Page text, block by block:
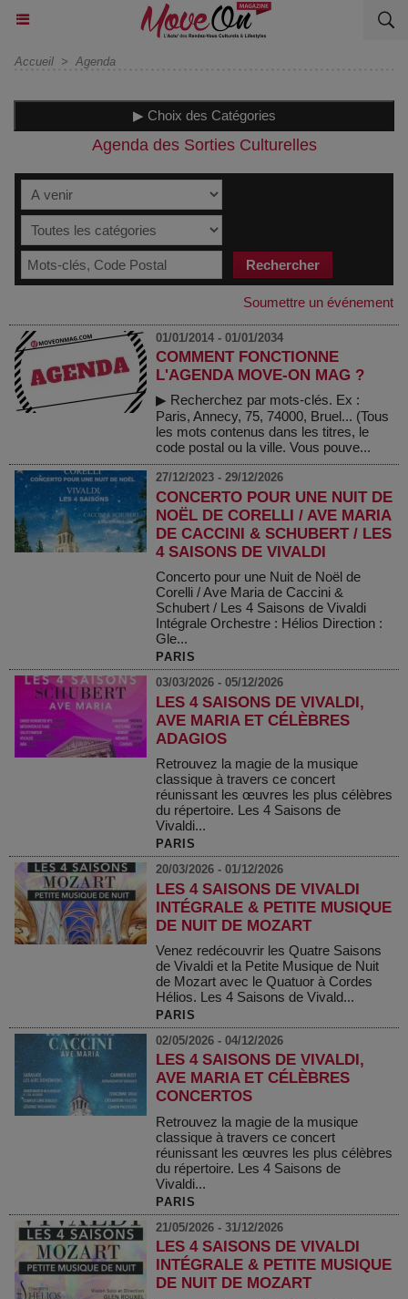
Accueil > Agenda
▶ Choix des Catégories
Agenda des Sorties Culturelles
Soumettre un événement
01/01/2014 - 01/01/2034
COMMENT FONCTIONNE
L'AGENDA MOVE-ON MAG ?
▶ Recherchez par mots-clés. Ex :
Paris, Annecy, 75, 74000, Bruel... (Tous
les mots contenus dans les titres, le
code postal ou la ville. Vous pouve...
27/12/2023 - 29/12/2026
CONCERTO POUR UNE NUIT DE
NOËL DE CORELLI / AVE MARIA
DE CACCINI & SCHUBERT / LES
4 SAISONS DE VIVALDI
Concerto pour une Nuit de Noël de
Corelli / Ave Maria de Caccini &
Schubert / Les 4 Saisons de Vivaldi
Intégrale Orchestre : Hélios Direction :
Gle...
PARIS
03/03/2026 - 05/12/2026
LES 4 SAISONS DE VIVALDI,
AVE MARIA ET CÉLÈBRES
ADAGIOS
Retrouvez la magie de la musique
classique à travers ce concert
réunissant les œuvres les plus célèbres
du répertoire. Les 4 Saisons de
Vivaldi...
PARIS
20/03/2026 - 01/12/2026
LES 4 SAISONS DE VIVALDI
INTÉGRALE & PETITE MUSIQUE
DE NUIT DE MOZART
Venez redécouvrir les Quatre Saisons
de Vivaldi et la Petite Musique de Nuit
de Mozart avec le Quatuor à Cordes
Hélios. Les 4 Saisons de Vivald...
PARIS
02/05/2026 - 04/12/2026
LES 4 SAISONS DE VIVALDI,
AVE MARIA ET CÉLÈBRES
CONCERTOS
Retrouvez la magie de la musique
classique à travers ce concert
réunissant les œuvres les plus célèbres
du répertoire. Les 4 Saisons de
Vivaldi...
PARIS
21/05/2026 - 31/12/2026
LES 4 SAISONS DE VIVALDI
INTÉGRALE & PETITE MUSIQUE
DE NUIT DE MOZART